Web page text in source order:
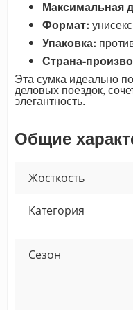
Максимальная
Формат: унисекс
Упаковка:
Страна-
Эта сумка идеально
деловых поездок,
элегантность.
Общие
Жосткость
Категория
Сезон